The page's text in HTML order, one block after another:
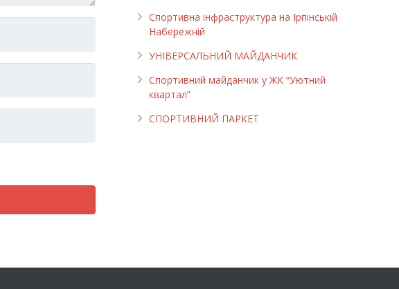
Спортивна інфраструктура на Ірпінській
Набережній
УНІВЕРСАЛЬНИЙ МАЙДАНЧИК
Cпортивний майданчик у ЖК “Уютний
квартал”
СПОРТИВНИЙ ПАРКЕТ